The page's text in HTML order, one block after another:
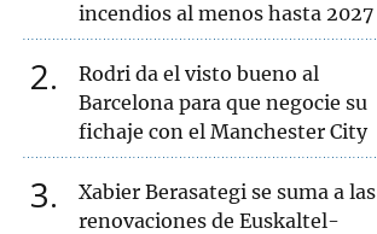
incendios al menos hasta 2027
2
Rodri da el visto bueno al
Barcelona para que negocie su
fichaje con el Manchester City
3
Xabier Berasategi se suma a las
renovaciones de Euskaltel-